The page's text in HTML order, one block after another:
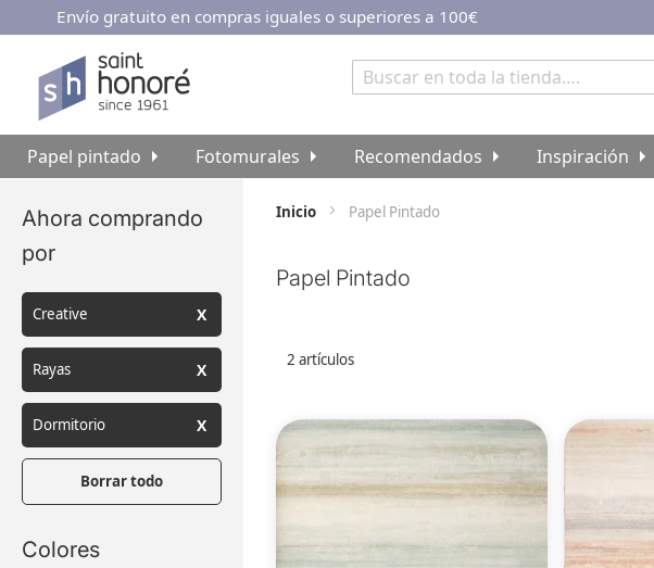
Ir
contenido
Envío gratuito en compras iguales o superiores a 100€
Papel pintado Fotomurales Recomendados Inspiración
Inicio Papel Pintado
Papel Pintado
2 artículos
Ahora comprando
por
Creative
Rayas
Dormitorio
Borrar todo
Colores